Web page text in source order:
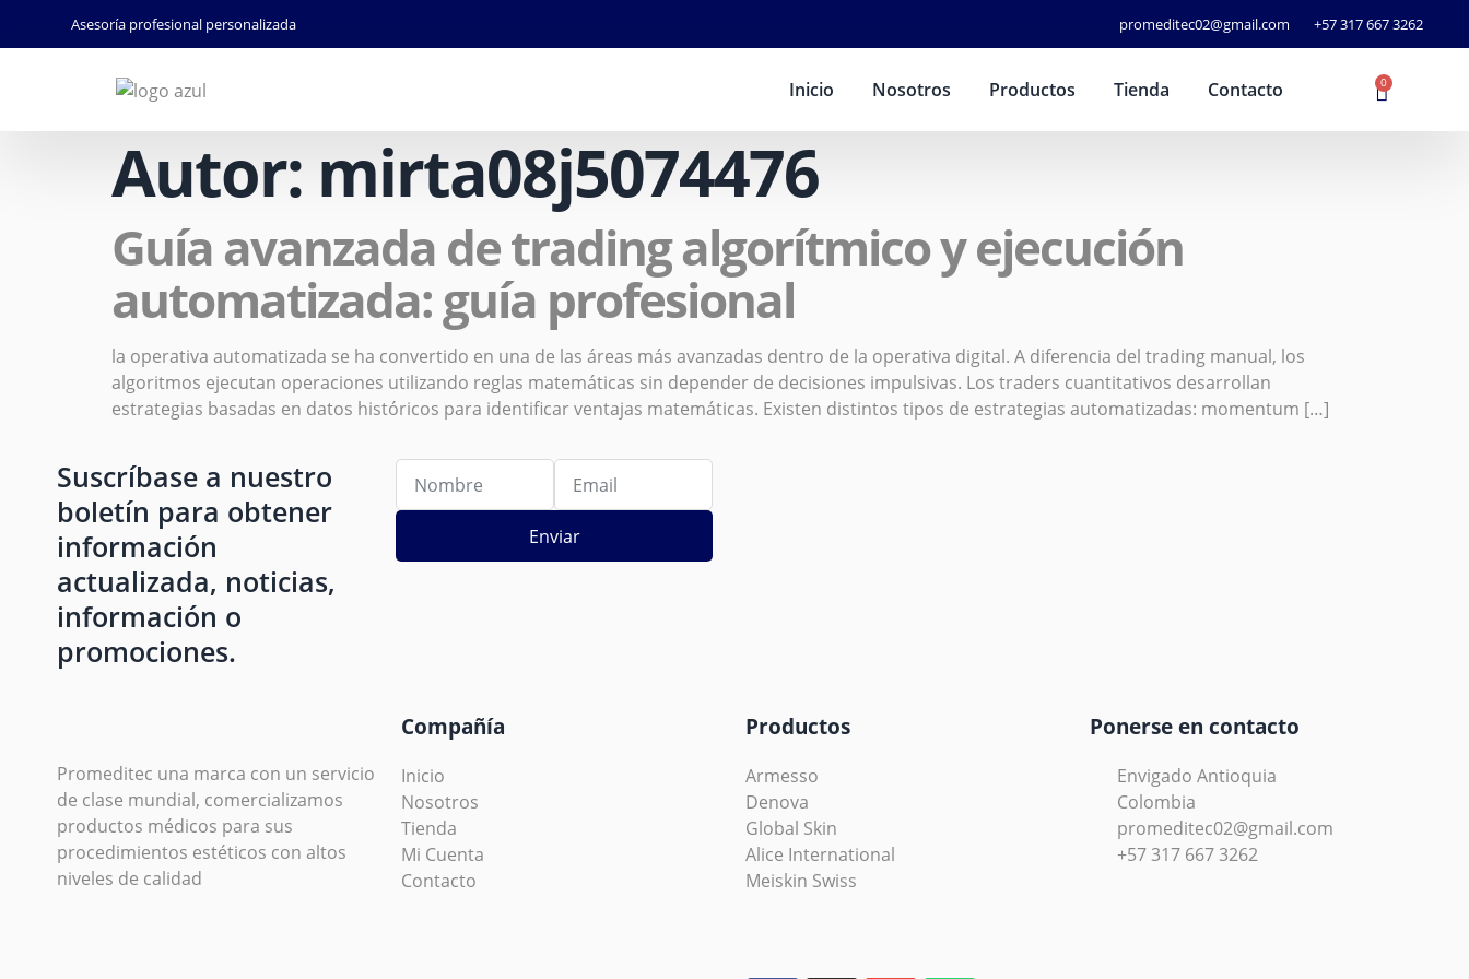
Asesoría profesional personalizada promeditec02@gmail.com +57 317 667 3262
Inicio Nosotros Productos Tienda Contacto 0
Autor: mirta08j5074476
Guía avanzada de trading algorítmico y ejecución
automatizada: guía profesional
la operativa automatizada se ha convertido en una de las áreas más avanzadas dentro de la operativa digital. A diferencia del trading manual, los
algoritmos ejecutan operaciones utilizando reglas matemáticas sin depender de decisiones impulsivas. Los traders cuantitativos desarrollan
estrategias basadas en datos históricos para identificar ventajas matemáticas. Existen distintos tipos de estrategias automatizadas: momentum […]
Suscríbase a nuestro
boletín para obtener
información
actualizada, noticias,
información o
promociones.
Enviar
Promeditec una marca con un servicio
de clase mundial, comercializamos
productos médicos para sus
procedimientos estéticos con altos
niveles de calidad
Compañía
Inicio
Nosotros
Tienda
Mi Cuenta
Contacto
Productos
Armesso
Denova
Global Skin
Alice International
Meiskin Swiss
Ponerse en contacto
Envigado Antioquia
Colombia
promeditec02@gmail.com
+57 317 667 3262